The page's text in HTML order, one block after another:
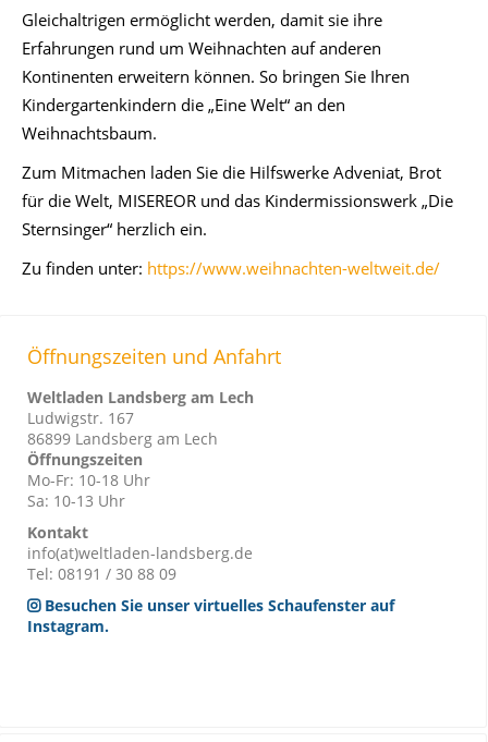
Gleichaltrigen ermöglicht werden, damit sie ihre
Erfahrungen rund um Weihnachten auf anderen
Kontinenten erweitern können. So bringen Sie Ihren
Kindergartenkindern die „Eine Welt“ an den
Weihnachtsbaum.
Zum Mitmachen laden Sie die Hilfswerke Adveniat, Brot
für die Welt, MISEREOR und das Kindermissionswerk „Die
Sternsinger“ herzlich ein.
Zu finden unter: https://www.weihnachten-weltweit.de/
Öffnungszeiten und Anfahrt
Weltladen Landsberg am Lech
Ludwigstr. 167
86899 Landsberg am Lech
Öffnungszeiten
Mo-Fr: 10-18 Uhr
Sa: 10-13 Uhr
Kontakt
info(at)weltladen-landsberg.de
Tel: 08191 / 30 88 09
Besuchen Sie unser virtuelles Schaufenster auf
Instagram.